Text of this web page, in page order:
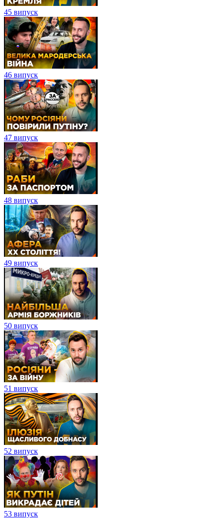
45 випуск
46 випуск
47 випуск
48 випуск
49 випуск
50 випуск
51 випуск
52 випуск
53 випуск